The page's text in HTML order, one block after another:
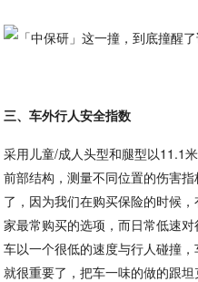
三、车外行人安全指数
采用儿童/成人头型和腿型以11.1
前部结构，测量不同位置的伤害
了，因为我们在购买保险的时候
家最常购买的选项，而日常低速
车以一个很低的速度与行人碰撞
就很重要了，把车一味的做的跟